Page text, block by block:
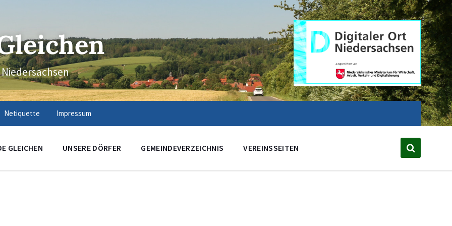
Netiquette Impressum
GLEICHEN UNSERE DÖRFER GEMEINDEVERZEICHNIS VEREINSSEITEN